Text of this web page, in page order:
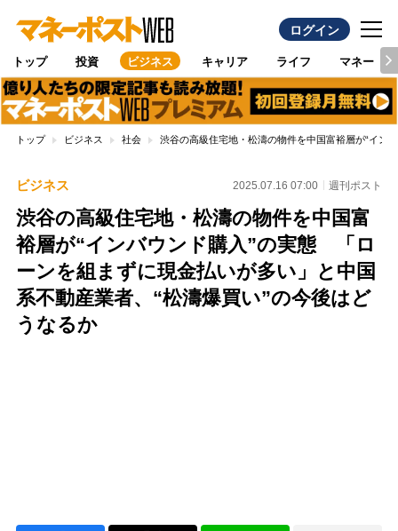
ログイン
トップ 投資 ビジネス キャリア ライフ マネー
トップ ビジネス 社会 渋谷の高級住宅地・松濤の物件を中国富裕層が“イン
ビジネス 2025.07.16 07:00 週刊ポスト
渋谷の高級住宅地・松濤の物件を中国富
裕層が“インバウンド購入”の実態 「ロ
ーンを組まずに現金払いが多い」と中国
系不動産業者、“松濤爆買い”の今後はど
うなるか